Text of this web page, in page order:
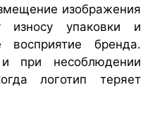
изображения
износу упаковки и
восприятие бренда.
при несоблюдении
логотип теряет